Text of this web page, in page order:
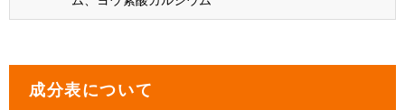
成分表について